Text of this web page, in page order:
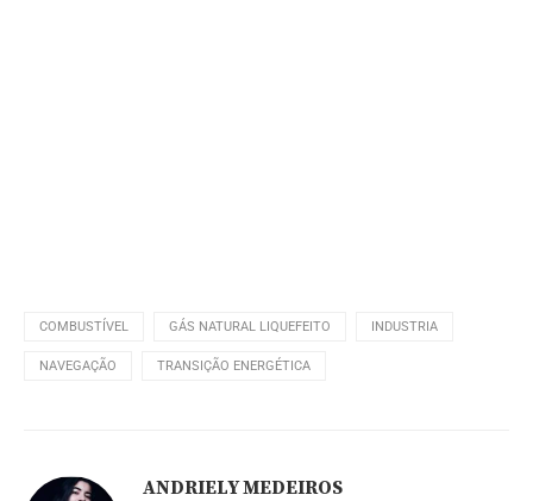
COMBUSTÍVEL GÁS NATURAL LIQUEFEITO INDUSTRIA
NAVEGAÇÃO TRANSIÇÃO ENERGÉTICA
ANDRIELY MEDEIROS